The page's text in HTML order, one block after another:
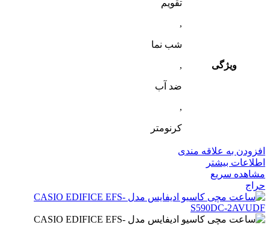
ویژگی
تقویم
,
شب‌ نما
,
ضد آب
,
کرنومتر
افزودن به علاقه مندی
اطلاعات بیشتر
مشاهده سریع
حراج